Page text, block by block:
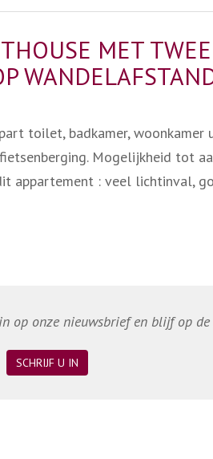
MET
toilet, badkamer,
Mogelijkheid tot
: veel lichtinval,
onze nieuwsbrief en blijf op
SCHRIJF U IN